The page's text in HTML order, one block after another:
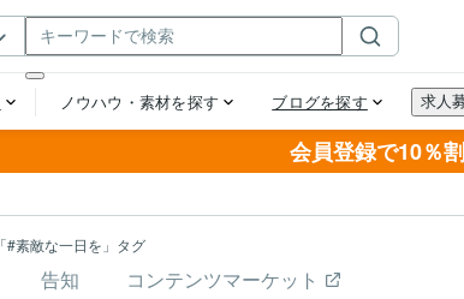
会員登録で10％
「#素敵な一日を」タグ
告知 コンテンツマーケット